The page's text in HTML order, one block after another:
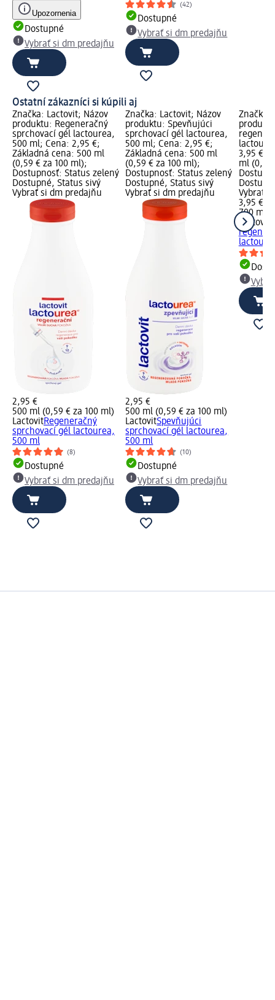
Upozornenia
Dostupné
Vybrať si dm predajňu
(42)
Dostupné
Vybrať si dm predajňu
Ostatní zákazníci si kúpili aj
Značka: Lactovit; Názov
produktu: Regeneračný
sprchovací gél lactourea,
500 ml; Cena: 2,95 €;
Základná cena: 500 ml
(0,59 € za 100 ml);
Dostupnosť: Status zelený
Dostupné, Status sivý
Vybrať si dm predajňu
2,95 €
500 ml (0,59 € za 100 ml)
LactovitRegeneračný
sprchovací gél lactourea,
500 ml
(8)
Dostupné
Vybrať si dm predajňu
Značka: Lactovit; Názov
produktu: Spevňujúci
sprchovací gél lactourea,
500 ml; Cena: 2,95 €;
Základná cena: 500 ml
(0,59 € za 100 ml);
Dostupnosť: Status zelený
Dostupné, Status sivý
Vybrať si dm predajňu
2,95 €
500 ml (0,59 € za 100 ml)
LactovitSpevňujúci
sprchovací gél lactourea,
500 ml
(10)
Dostupné
Vybrať si dm predajňu
Značka:
3,95 €;
ml (0,56
Vybrať
3,95 €
700 ml
Lactovit